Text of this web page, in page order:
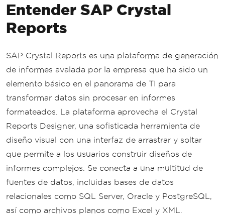
Entender SAP Crystal
Reports
SAP Crystal Reports es una plataforma de generación
de informes avalada por la empresa que ha sido un
elemento básico en el panorama de TI para
transformar datos sin procesar en informes
formateados. La plataforma aprovecha el Crystal
Reports Designer, una sofisticada herramienta de
diseño visual con una interfaz de arrastrar y soltar
que permite a los usuarios construir diseños de
informes complejos. Se conecta a una multitud de
fuentes de datos, incluidas bases de datos
relacionales como SQL Server, Oracle y PostgreSQL,
así como archivos planos como Excel y XML.